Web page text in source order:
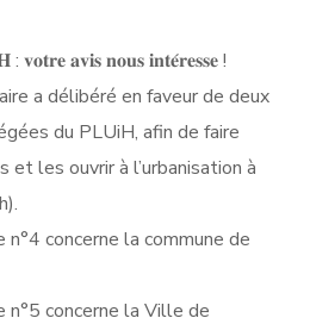
𝐯𝐨𝐭𝐫𝐞 𝐚𝐯𝐢𝐬 𝐧𝐨𝐮𝐬 𝐢𝐧𝐭𝐞́𝐫𝐞𝐬𝐬𝐞 !
a délibéré en faveur de deux
du PLUiH, afin de faire
et les ouvrir à l’urbanisation à
concerne la commune de
n°5 concerne la Ville de